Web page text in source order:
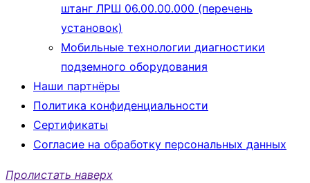
штанг ЛРШ 06.00.00.000 (перечень
установок)
Мобильные технологии диагностики
подземного оборудования
Наши партнёры
Политика конфиденциальности
Сертификаты
Согласие на обработку персональных данных
Пролистать наверх